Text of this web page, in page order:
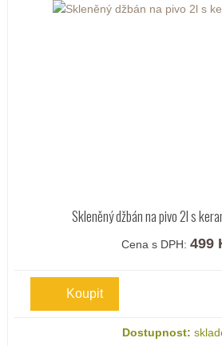
Skleněný džbán na pivo 2l s
Cena s DPH: 499
Dostupnost: